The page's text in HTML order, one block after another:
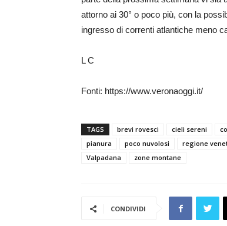
attorno ai 30° o poco più, con la
ingresso di correnti atlantiche meno
L C
Fonti: https://www.veronaoggi.it/
TAGS brevi rovesci cieli sereni
pianura
poco nuvolosi regione
Valpadana
zone montane
CONDIVIDI